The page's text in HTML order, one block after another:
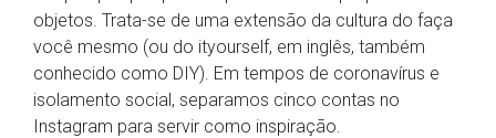
objetos. Trata-se de uma extensão da cultura do faça
você mesmo (ou do ityourself, em inglês, também
conhecido como DIY). Em tempos de coronavírus e
isolamento social, separamos cinco contas no
Instagram para servir como inspiração.